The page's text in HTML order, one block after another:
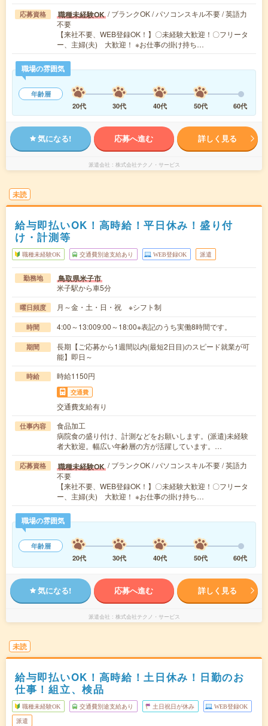
応募資格 職種未経験OK / ブランクOK / パソコンスキル不要 / 英語力
不要
【来社不要、WEB登録OK！】〇未経験大歓迎！〇フリータ
ー、主婦(夫) 大歓迎！ ※お仕事の掛け持ち…
職場の雰囲気
年齢層
20代
30代 40代 50代 60代
気になる! 応募へ進む 詳しく見る
派遣会社 株式会社テクノ・サービス
未読
給与即払いOK！高時給！平日休み！盛り付
け・計測等
職種未経験OK 交通費別途支給あり WEB登録OK 派遣
勤務地 鳥取県米子市
米子駅から車5分
曜日頻度 月～金・土・日・祝 ※シフト制
時間 4:00～13:009:00～18:00※表記のうち実働8時間です。
期間
長期【ご応募から1週間以内(最短2日目)のスピード就業が可
能】即日～
時給 時給1150円
交通費
交通費支給有り
仕事内容
食品加工
病院食の盛り付け、計測などをお願いします。(派遣)未経験
者大歓迎。幅広い年齢層の方が活躍しています。…
応募資格 職種未経験OK / ブランクOK / パソコンスキル不要 / 英語力
不要
【来社不要、WEB登録OK！】〇未経験大歓迎！〇フリータ
ー、主婦(夫) 大歓迎！ ※お仕事の掛け持ち…
職場の雰囲気
年齢層
20代
30代 40代 50代 60代
気になる! 応募へ進む 詳しく見る
派遣会社 株式会社テクノ・サービス
未読
給与即払いOK！高時給！土日休み！日勤のお
仕事！組立、検品
職種未経験OK 交通費別途支給あり 土日祝日が休み WEB登録OK
派遣